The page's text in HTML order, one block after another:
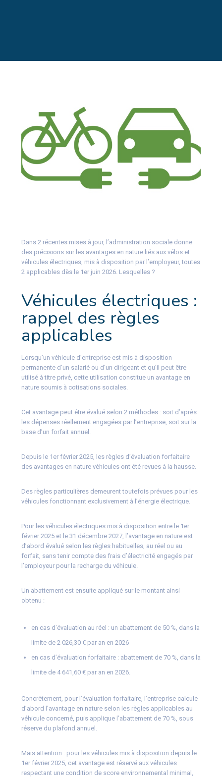
Dans 2 récentes mises à jour, l’administration sociale donne
des précisions sur les avantages en nature liés aux vélos et
véhicules électriques, mis à disposition par l’employeur, toutes
2 applicables dès le 1er juin 2026. Lesquelles ?
Véhicules électriques :
rappel des règles
applicables
Lorsqu’un véhicule d’entreprise est mis à disposition
permanente d’un salarié ou d’un dirigeant et qu’il peut être
utilisé à titre privé, cette utilisation constitue un avantage en
nature soumis à cotisations sociales.
Cet avantage peut être évalué selon 2 méthodes : soit d’après
les dépenses réellement engagées par l’entreprise, soit sur la
base d’un forfait annuel.
Depuis le 1er février 2025, les règles d’évaluation forfaitaire
des avantages en nature véhicules ont été revues à la hausse.
Des règles particulières demeurent toutefois prévues pour les
véhicules fonctionnant exclusivement à l’énergie électrique.
Pour les véhicules électriques mis à disposition entre le 1er
février 2025 et le 31 décembre 2027, l’avantage en nature est
d’abord évalué selon les règles habituelles, au réel ou au
forfait, sans tenir compte des frais d’électricité engagés par
l’employeur pour la recharge du véhicule.
Un abattement est ensuite appliqué sur le montant ainsi
obtenu :
en cas d’évaluation au réel : un abattement de 50 %, dans la
limite de 2 026,30 € par an en 2026
en cas d’évaluation forfaitaire : abattement de 70 %, dans la
limite de 4 641,60 € par an en 2026.
Concrètement, pour l’évaluation forfaitaire, l’entreprise calcule
d’abord l’avantage en nature selon les règles applicables au
véhicule concerné, puis applique l’abattement de 70 %, sous
réserve du plafond annuel.
Mais attention : pour les véhicules mis à disposition depuis le
1er février 2025, cet avantage est réservé aux véhicules
respectant une condition de score environnemental minimal,